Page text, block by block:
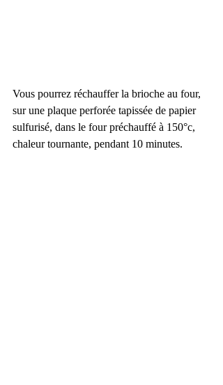
Vous pourrez réchauffer la brioche au four,
sur une plaque perforée tapissée de papier
sulfurisé, dans le four préchauffé à 150°c,
chaleur tournante, pendant 10 minutes.